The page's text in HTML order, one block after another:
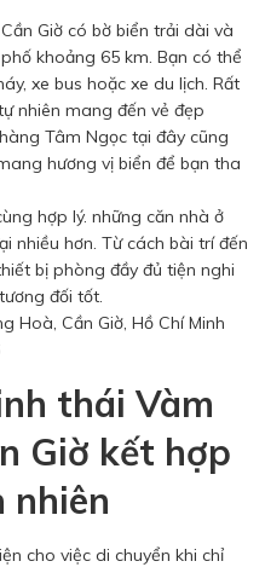
Giờ có bờ biển trải dài và
khoảng 65 km. Bạn có thể
xe bus hoặc xe du lịch. Rất
nhiên mang đến vẻ đẹp
Tâm Ngọc tại đây cũng
hương vị biển để bạn tha
hợp lý. những căn nhà ở
nhiều hơn. Từ cách bài trí đến
bị phòng đầy đủ tiện nghi
đối tốt.
Hoà, Cần Giờ, Hồ Chí Minh
thái Vàm
Giờ kết hợp
nhiên
cho việc di chuyển khi chỉ